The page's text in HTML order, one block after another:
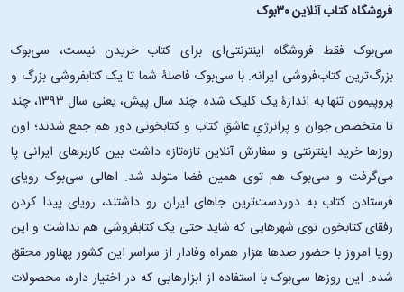
فروشگاه کتاب آنلاین ۳۰بوک
سی‌بوک فقط فروشگاه اینترنتی‌ای برای کتاب خریدن نیست، سی‌بوک
بزرگ‌ترین کتاب‌فروشی ایرانه. با سی‌بوک فاصلۀ شما تا یک کتابفروشی بزرگ و
پروپیمون تنها به اندازۀ یک کلیک شده. چند سال پیش، یعنی سال ۱۳۹۳، چند
تا متخصص جوان و پرانرژیِ عاشقِ کتاب و کتابخونی دور هم جمع شدند؛ اون‌
روزها خرید اینترنتی و سفارش آنلاین تازه‌تازه داشت بین کاربرهای ایرانی پا
می‌گرفت و سی‌بوک هم توی همین فضا متولد شد. اهالی سی‌بوک رویای
فرستادن کتاب به دوردست‌ترین جاهای ایران رو داشتند، رویای پیدا کردن
رفقای کتابخون توی شهرهایی که شاید حتی یک کتابفروشی هم نداشت و این
رویا امروز با حضور صدها هزار همراه وفادار از سراسر این کشور پهناور محقق
شده. این ‌روزها سی‌بوک با استفاده از ابزارهایی که در اختیار داره، محصولات